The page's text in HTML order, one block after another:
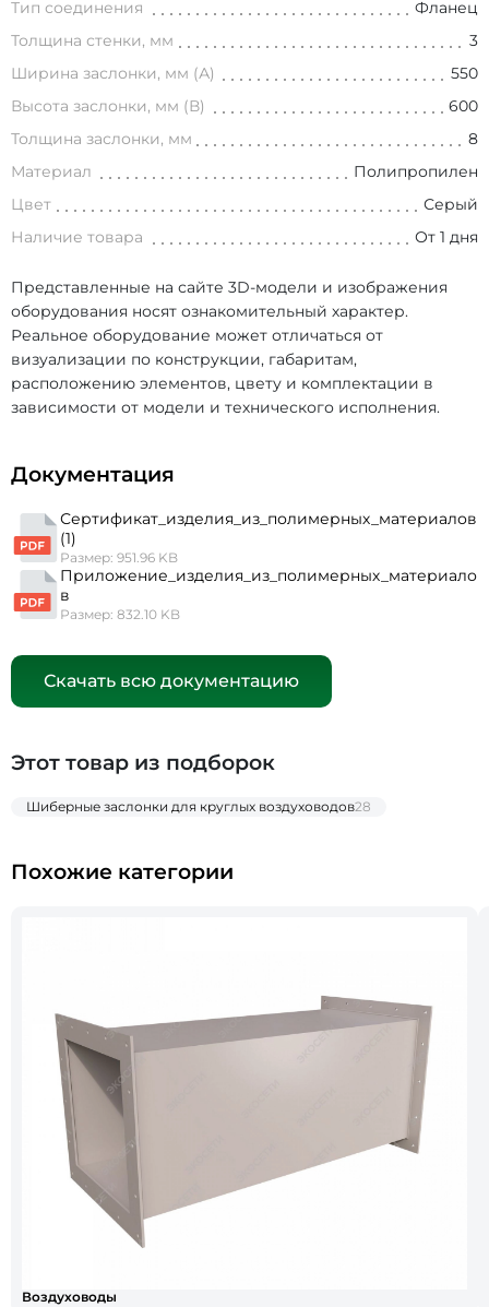
Тип соединения
Фланец
Толщина стенки, мм
3
Ширина заслонки, мм (А)
550
Высота заслонки, мм (В)
600
Толщина заслонки, мм
8
Материал
Полипропилен
Цвет
Серый
Наличие товара
От 1 дня
Представленные на сайте 3D-модели и изображения
оборудования носят ознакомительный характер.
Реальное оборудование может отличаться от
визуализации по конструкции, габаритам,
расположению элементов, цвету и комплектации в
зависимости от модели и технического исполнения.
Документация
Сертификат_изделия_из_полимерных_материалов
(1)
Размер: 951.96 KB
Приложение_изделия_из_полимерных_материало
в
Размер: 832.10 KB
Скачать всю документацию
Этот товар из подборок
Шиберные заслонки для круглых воздуховодов28
Похожие категории
Воздуховоды